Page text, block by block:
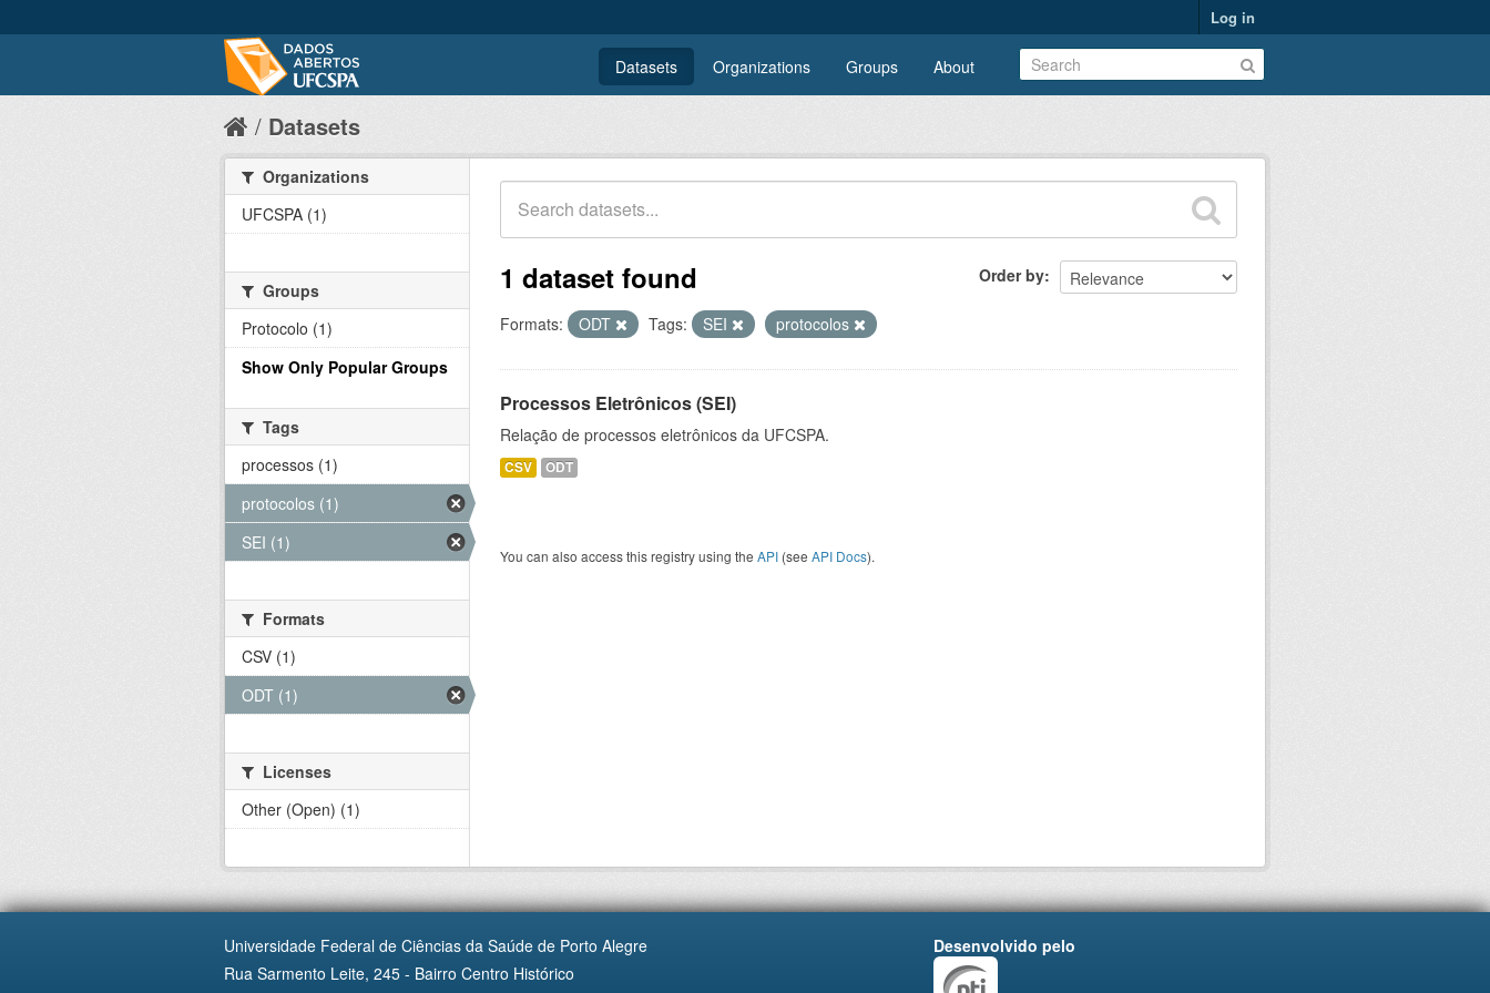
Log in
Datasets Organizations Groups About
Datasets
Order by
1 dataset found
Formats: ODT Tags: SEI protocolos
Processos Eletrônicos (SEI)
Relação de processos eletrônicos da UFCSPA.
CSV ODT
You can also access this registry using the API (see API Docs).
Organizations
UFCSPA (1)
Groups
Protocolo (1)
Show Only Popular Groups
Tags
processos (1)
protocolos (1)
SEI (1)
Formats
CSV (1)
ODT (1)
Licenses
Other (Open) (1)
Universidade Federal de Ciências da Saúde de Porto Alegre
Rua Sarmento Leite, 245 - Bairro Centro Histórico
Desenvolvido pelo